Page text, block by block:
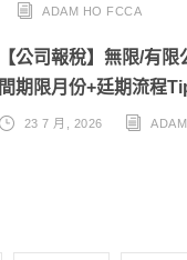
ADAM HO FCCA
【公司報稅】無限/有
間期限月份+廷期流程
23 7 月, 2026